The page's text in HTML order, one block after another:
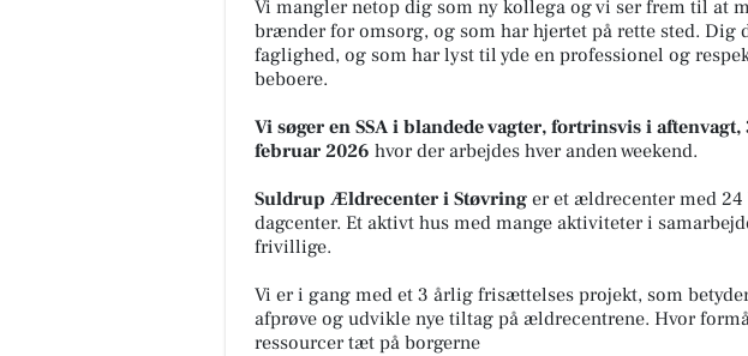
Vi mangler netop dig som ny kollega og vi ser frem til at
brænder for omsorg, og som har hjertet på rette sted. Dig
faglighed, og som har lyst til yde en professionel og
beboere.
Vi søger en SSA i blandede vagter, fortrinsvis i
februar 2026 hvor der arbejdes hver anden weekend.
Suldrup Ældrecenter i Støvring er et ældrecenter med
dagcenter. Et aktivt hus med mange aktiviteter i
frivillige.
Vi er i gang med et 3 årlig frisættelses projekt, som
afprøve og udvikle nye tiltag på ældrecentrene. Hvor
ressourcer tæt på borgerne